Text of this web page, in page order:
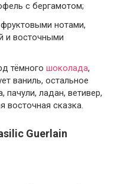
с бергамотом;
нотами,
и восточными
тёмного шоколада,
ваниль, остальное
ладан, ветивер,
восточная сказка.
Guerlain